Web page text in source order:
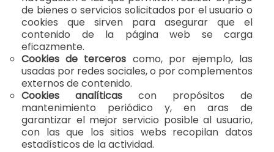
de bienes o servicios solicitados por el usuario o
cookies que sirven para asegurar que el
contenido de la página web se carga
eficazmente.
Cookies de terceros como, por ejemplo, las
usadas por redes sociales, o por complementos
externos de contenido.
Cookies analí­ticas con propósitos de
mantenimiento periódico y, en aras de
garantizar el mejor servicio posible al usuario,
con las que los sitios webs recopilan datos
estadí­sticos de la actividad.